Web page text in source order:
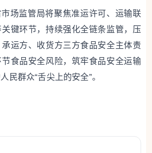
市场监管局将聚焦准运许可、运输联
键环节，持续强化全链条监管，压
运方、收货方三方食品安全主体责
食品安全风险，筑牢食品安全运输
民群众“舌尖上的安全”。